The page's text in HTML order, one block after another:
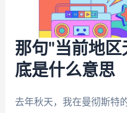
那句"当前地区
底是什么意思
去年秋天，我在曼彻斯特